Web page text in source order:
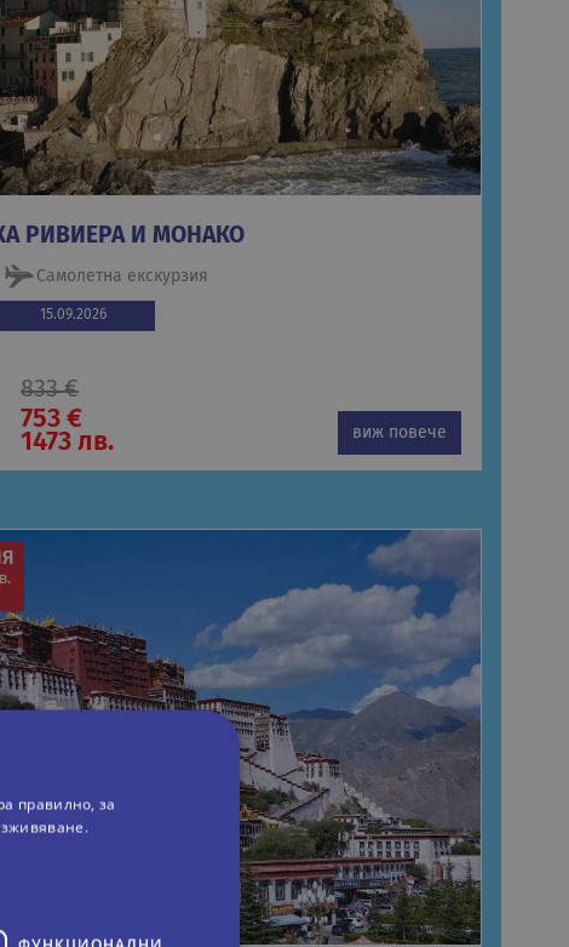
РИВИЕРА И МОНАКО
Самолетна екскурзия
15.09.2026
833 €
753 €
1473 лв.
виж повече
правилно, за